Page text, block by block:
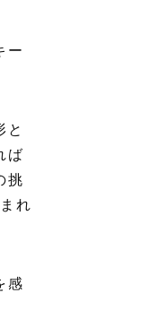
ー
と
ば
挑
れ
感